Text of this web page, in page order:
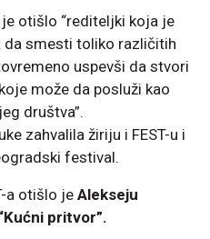
otišlo “rediteljki koja je
da smesti toliko različitih
uspevši da stvori
može da posluži kao
društva”.
zahvalila žiriju i FEST-u i
festival.
a otišlo je Alekseju
pritvor”.